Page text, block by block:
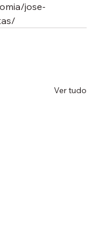
jose-
Ver tudo